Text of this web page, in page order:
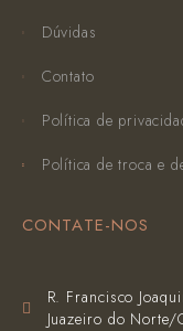
Dúvidas
Contato
Política de
Política de troca e
CONTATE-NOS
R. Francisco
Juazeiro do Norte/